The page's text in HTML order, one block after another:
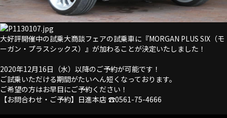
大好評開催中の試乗大商談フェアの試乗車に『MORGAN PLUS SIX（モ
ーガン・プラスシックス）』が加わることが決定いたしました！
2020年12月16日（水）以降のご予約が可能です！
ご試乗いただける期間がたいへん短くなっております。
ご希望の方はお早目にご予約ください！
【お問合わせ・ご予約】日進本店 ☎0561-75-4666